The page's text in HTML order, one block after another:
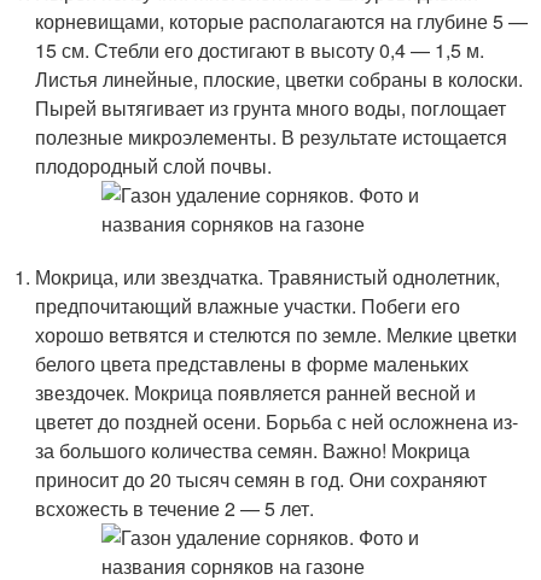
корневищами, которые располагаются на глубине 5 —
15 см. Стебли его достигают в высоту 0,4 — 1,5 м.
Листья линейные, плоские, цветки собраны в колоски.
Пырей вытягивает из грунта много воды, поглощает
полезные микроэлементы. В результате истощается
плодородный слой почвы.
Мокрица, или звездчатка. Травянистый однолетник,
предпочитающий влажные участки. Побеги его
хорошо ветвятся и стелются по земле. Мелкие цветки
белого цвета представлены в форме маленьких
звездочек. Мокрица появляется ранней весной и
цветет до поздней осени. Борьба с ней осложнена из-
за большого количества семян. Важно! Мокрица
приносит до 20 тысяч семян в год. Они сохраняют
всхожесть в течение 2 — 5 лет.